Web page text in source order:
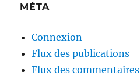
MÉTA
Connexion
Flux des publications
Flux des commentaires